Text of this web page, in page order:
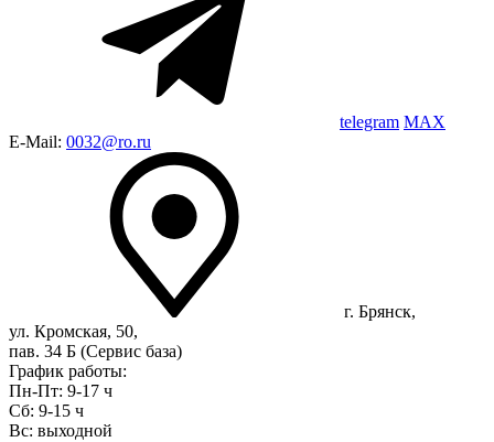
telegram MAX
E-Mail: 0032@ro.ru
г. Брянск,
ул. Кромская, 50,
пав. 34 Б (Сервис база)
График работы:
Пн-Пт: 9-17 ч
Сб: 9-15 ч
Вс: выходной